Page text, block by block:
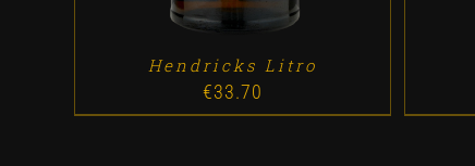
Hendricks Litro
€33.70